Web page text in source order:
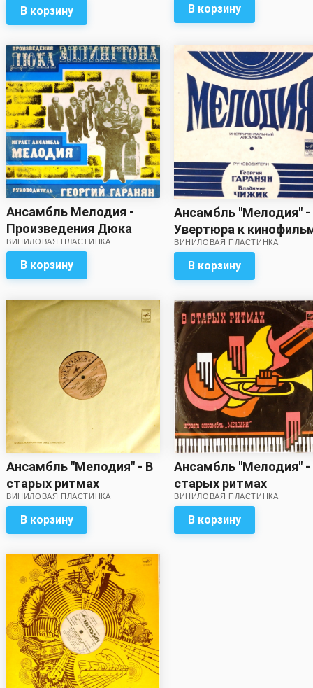
звук)
В корзину В корзину
Ансамбль Мелодия -
Произведения Дюка
Эллингтона
ВИНИЛОВАЯ ПЛАСТИНКА
В корзину
Ансамбль "Мелодия" -
Увертюра к
"Весёлые ребята".
Испанские глаза /
Стрелки. История
ВИНИЛОВАЯ ПЛАСТИНКА
В корзину
Ансамбль "Мелодия" - В
старых ритмах
ВИНИЛОВАЯ ПЛАСТИНКА
В корзину
Ансамбль "Мелодия" -
старых ритмах
ВИНИЛОВАЯ ПЛАСТИНКА
В корзину